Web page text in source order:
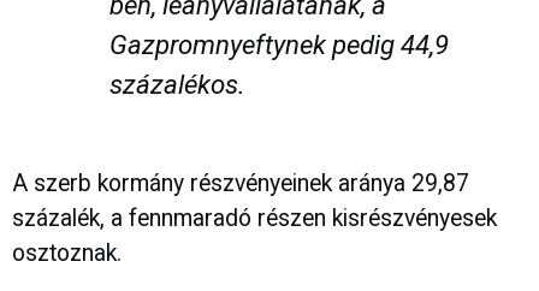
Gazpromnyeftynek pedig 44,9
százalékos.
A szerb kormány részvényeinek aránya 29,87
százalék, a fennmaradó részen kisrészvényesek
osztoznak.